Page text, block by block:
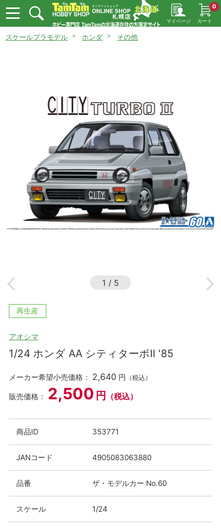
マイページ カート
0
スケールプラモデル ホンダ その他
1 / 5
再生産
アオシマ
1/24 ホンダ AA シティターボⅡ '85
メーカー希望小売価格： 2,640 円 （税込）
販売価格： 2,500 円 （税込）
商品ID 353771
JANコード 4905083063880
品番 ザ・モデルカー No.60
スケール 1/24